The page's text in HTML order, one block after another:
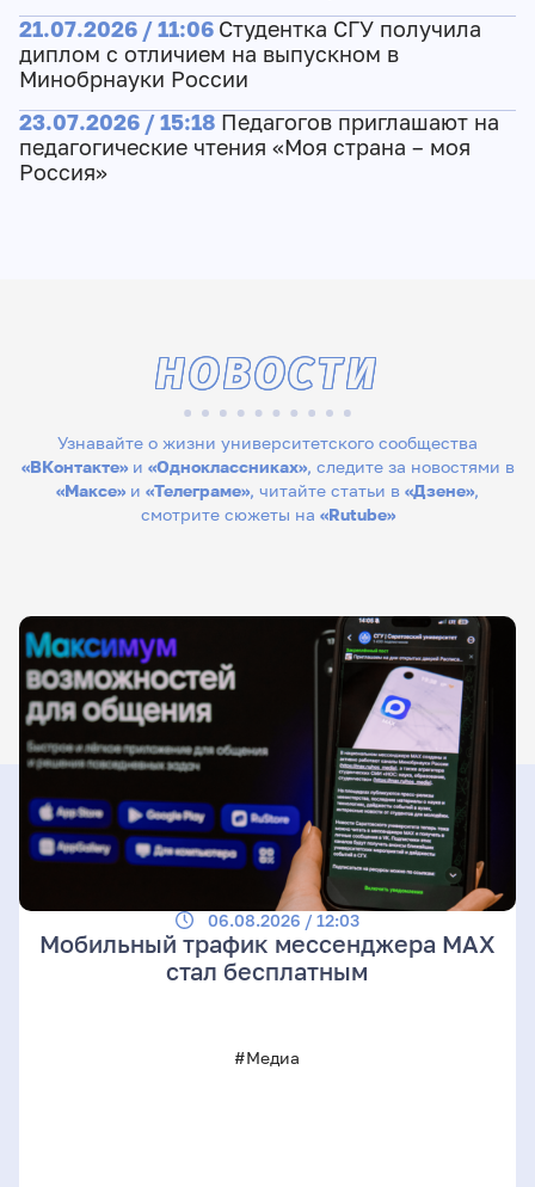
21.07.2026 / 11:06 Студентка СГУ получила
диплом с отличием на выпускном в
Минобрнауки России
23.07.2026 / 15:18 Педагогов приглашают на
педагогические чтения «Моя страна – моя
Россия»
Узнавайте о жизни университетского сообщества
«ВКонтакте»и «Одноклассниках», следите за новостями в
«Максе» и «Телеграме», читайте статьи в «Дзене»,
смотрите сюжеты на «Rutube»
НОВОСТИ
06.08.2026 / 12:03
Мобильный трафик мессенджера MAX
стал бесплатным
#Медиа